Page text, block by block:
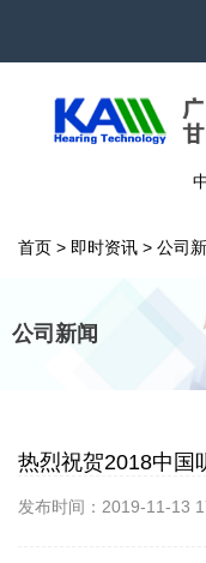
首页 > 即时资讯 > 公司
公司新闻
热烈祝贺2018中国
发布时间：2019-11-13